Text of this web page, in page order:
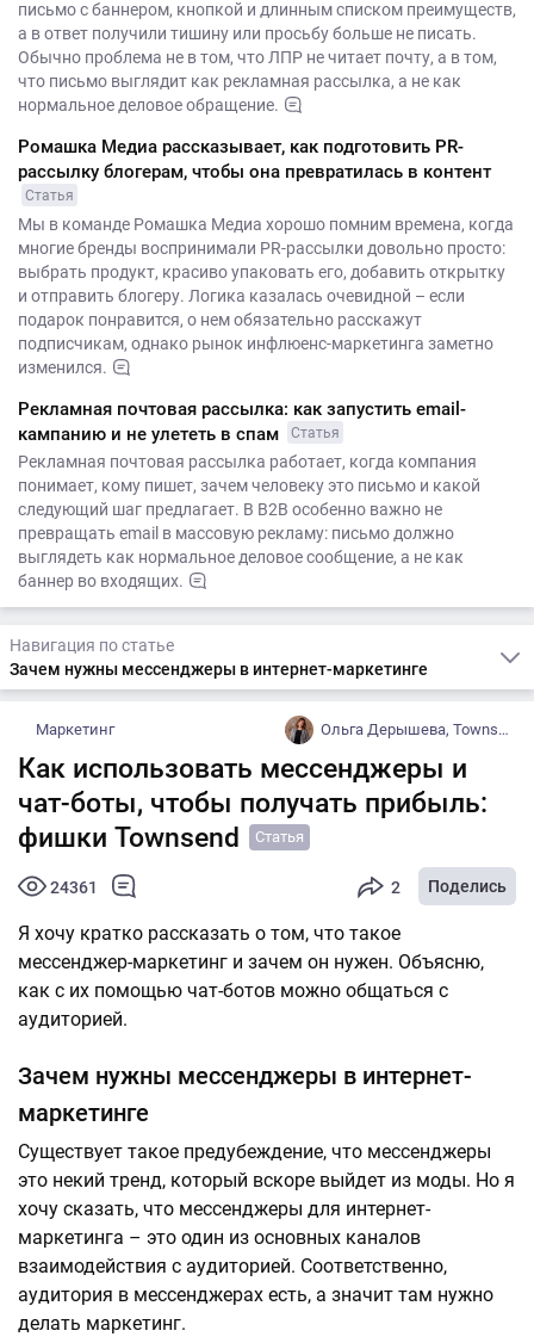
письмо с баннером, кнопкой и длинным списком преимуществ,
а в ответ получили тишину или просьбу больше не писать.
Обычно проблема не в том, что ЛПР не читает почту, а в том,
что письмо выглядит как рекламная рассылка, а не как
нормальное деловое обращение.
Ромашка Медиа рассказывает, как подготовить PR-
рассылку блогерам, чтобы она превратилась в контент
Статья
Мы в команде Ромашка Медиа хорошо помним времена, когда
многие бренды воспринимали PR-рассылки довольно просто:
выбрать продукт, красиво упаковать его, добавить открытку
и отправить блогеру. Логика казалась очевидной – если
подарок понравится, о нем обязательно расскажут
подписчикам, однако рынок инфлюенс-маркетинга заметно
изменился.
Рекламная почтовая рассылка: как запустить email-
кампанию и не улететь в спам
Статья
Рекламная почтовая рассылка работает, когда компания
понимает, кому пишет, зачем человеку это письмо и какой
следующий шаг предлагает. В B2B особенно важно не
превращать email в массовую рекламу: письмо должно
выглядеть как нормальное деловое сообщение, а не как
баннер во входящих.
Навигация по статье
Зачем нужны мессенджеры в интернет-маркетинге
Маркетинг Ольга Дерышева, Townsend
Как использовать мессенджеры и
чат-боты, чтобы получать прибыль:
фишки Townsend
Статья
24361 2 Поделись
Я хочу кратко рассказать о том, что такое
мессенджер-маркетинг и зачем он нужен. Объясню,
как с их помощью чат-ботов можно общаться с
аудиторией.
Зачем нужны мессенджеры в интернет-
маркетинге
Существует такое предубеждение, что мессенджеры
это некий тренд, который вскоре выйдет из моды. Но я
хочу сказать, что мессенджеры для интернет-
маркетинга – это один из основных каналов
взаимодействия с аудиторией. Соответственно,
аудитория в мессенджерах есть, а значит там нужно
делать маркетинг.